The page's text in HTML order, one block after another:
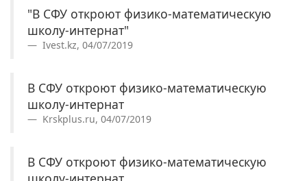
"В СФУ откроют физико-математическую
школу-интернат"
Ivest.kz, 04/07/2019
В СФУ откроют физико-математическую
школу-интернат
Krskplus.ru, 04/07/2019
В СФУ откроют физико-математическую